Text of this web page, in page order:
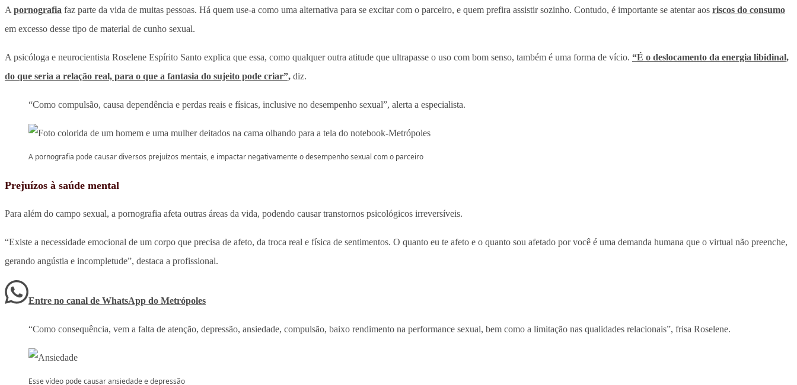
A pornografia faz parte da vida de muitas pessoas. Há quem use-a como uma alternativa para se excitar com o parceiro, e quem prefira assistir sozinho. Contudo, é importante se atentar aos riscos do consumo
em excesso desse tipo de material de cunho sexual.
A psicóloga e neurocientista Roselene Espírito Santo explica que essa, como qualquer outra atitude que ultrapasse o uso com bom senso, também é uma forma de vício. “É o deslocamento da energia libidinal,
do que seria a relação real, para o que a fantasia do sujeito pode criar”, diz.
“Como compulsão, causa dependência e perdas reais e físicas, inclusive no desempenho sexual”, alerta a especialista.
A pornografia pode causar diversos prejuízos mentais, e impactar negativamente o desempenho sexual com o parceiro
Prejuízos à saúde mental
Para além do campo sexual, a pornografia afeta outras áreas da vida, podendo causar transtornos psicológicos irreversíveis.
“Existe a necessidade emocional de um corpo que precisa de afeto, da troca real e física de sentimentos. O quanto eu te afeto e o quanto sou afetado por você é uma demanda humana que o virtual não preenche,
gerando angústia e incompletude”, destaca a profissional.
Entre no canal de WhatsApp do Metrópoles
“Como consequência, vem a falta de atenção, depressão, ansiedade, compulsão, baixo rendimento na performance sexual, bem como a limitação nas qualidades relacionais”, frisa Roselene.
Esse vídeo pode causar ansiedade e depressão